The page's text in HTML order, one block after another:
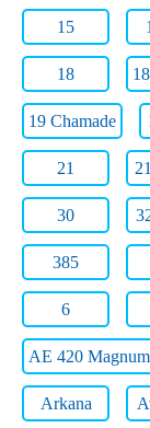
15
18
19 Chamade
21
30
385
6
AE 420 Magnum
Arkana